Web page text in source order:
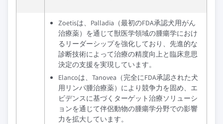
Zoetisは、Palladia（最初のFDA承認犬用がん
治療薬）を通じて獣医学領域の腫瘍学におけ
るリーダーシップを強化しており、先進的な
診断技術によって治療の精度向上と臨床意思
決定の支援を実現しています。
Elancoは、Tanovea（完全にFDA承認された犬
用リンパ腫治療薬）により競争力を固め、エ
ビデンスに基づくターゲット治療ソリューシ
ョンを通じて伴侶動物の腫瘍学分野での影響
力を拡大しています。